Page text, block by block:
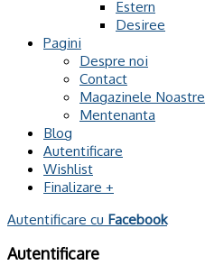
Estern
Desiree
Pagini
Despre noi
Contact
Magazinele Noastre
Mentenanta
Blog
Autentificare
Wishlist
Finalizare +
Autentificare cu Facebook
Autentificare